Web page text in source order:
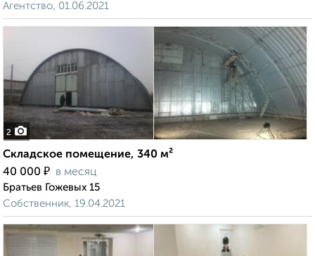
Агентство, 01.06.2021
2
Складское помещение, 340 м²
40 000 ₽ в месяц
Братьев Гожевых 15
Собственник, 19.04.2021